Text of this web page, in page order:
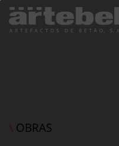
\ OBRAS